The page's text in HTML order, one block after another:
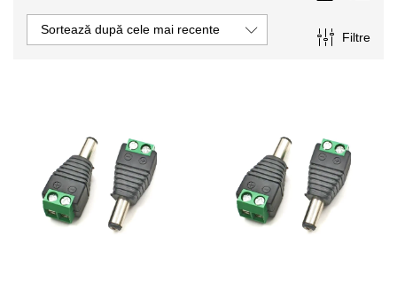
Filtre
Sortează după cele mai recente